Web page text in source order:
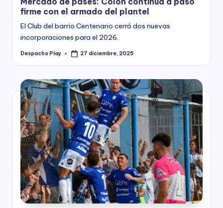
firme con el armado del plantel
El Club del barrio Centenario cerró dos nuevas
incorporaciones para el 2026.
Posted
Despacho Play 27 diciembre, 2025